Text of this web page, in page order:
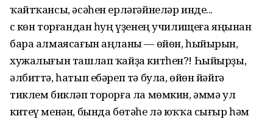
ҡайтҡансы, әсәһен ерләгәйнеләр инде...
Өс көн торғандан һуң үҙенең училищеға яңынан
бара алмаясағын аңланы — өйөн, һыйырын,
хужалығын ташлап ҡайҙа китһен?! Һыйырҙы,
әлбиттә, һатып ебәреп тә була, өйөн йәйгә
тиклем бикләп торорға ла мөмкин, әммә ул
китеү менән, бында бөтәһе лә юҡҡа сығыр һәм